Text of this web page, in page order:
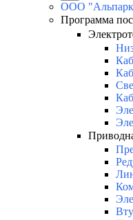
ООО
Программа